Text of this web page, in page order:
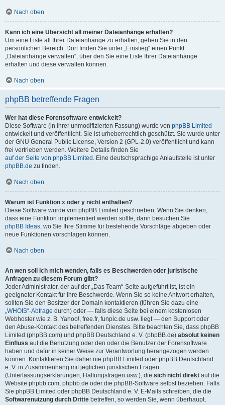
Nach oben
Kann ich eine Übersicht all meiner Dateianhänge erhalten?
Um eine Liste all Ihrer Dateianhänge zu erhalten, gehen Sie in den
persönlichen Bereich. Dort finden Sie unter „Einstieg“ einen Punkt
„Dateianhänge verwalten“, über den Sie eine Liste Ihrer Dateianhänge
erhalten und diese verwalten können.
Nach oben
phpBB betreffende Fragen
Wer hat diese Forensoftware entwickelt?
Diese Software (in ihrer unmodifizierten Fassung) wurde von phpBB Limited
entwickelt und veröffentlicht. Sie ist urheberrechtlich geschützt. Sie wurde unter
der GNU General Public License, Version 2 (GPL-2.0) veröffentlicht und kann
frei vertrieben werden. Weitere Details finden Sie
auf der Seite von phpBB Limited . Eine deutschsprachige Anlaufstelle ist unter
phpBB.de zu finden.
Nach oben
Warum ist Funktion x oder y nicht enthalten?
Diese Software wurde von phpBB Limited geschrieben. Wenn Sie denken,
dass eine Funktion implementiert werden sollte, dann besuchen Sie
phpBB Ideas, wo Sie Ihre Stimme für bestehende Vorschläge abgeben oder
neue Funktionen vorschlagen können.
Nach oben
An wen soll ich mich wenden, falls es Beschwerden oder juristische
Anfragen zu diesem Forum gibt?
Jeder Administrator, der auf der „Das Team“-Seite aufgeführt ist, ist ein
geeigneter Kontakt für Ihre Beschwerde. Wenn Sie so keine Antwort erhalten,
sollten Sie den Besitzer der Domain kontaktieren (führen Sie dazu eine
„WHOIS“-Abfrage durch) oder — falls diese Seite bei einem kostenlosen
Webhoster wie z. B. Yahoo!, free.fr, funpic.de usw. liegt — den Support oder
den Abuse-Kontakt des betreffenden Dienstes. Bitte beachten Sie, dass phpBB
Limited (phpBB.com) und phpBB Deutschland e. V. (phpBB.de) absolut keinen
Einfluss auf die Benutzung oder den oder die Benutzer der Forensoftware
haben und dafür in keiner Weise zur Verantwortung herangezogen werden
können. Kontaktieren Sie daher nie phpBB Limited oder phpBB Deutschland
e. V. in Zusammenhang mit jeglichen juristischen Fragen
(Unterlassungserklärungen, Haftungsfragen usw.), die sich nicht direkt auf die
Website phpbb.com, phpbb.de oder die phpBB-Software selbst beziehen. Falls
Sie phpBB Limited oder phpBB Deutschland e. V. E-Mails schreiben, die die
Softwarenutzung durch Dritte betreffen, so werden Sie, wenn überhaupt,